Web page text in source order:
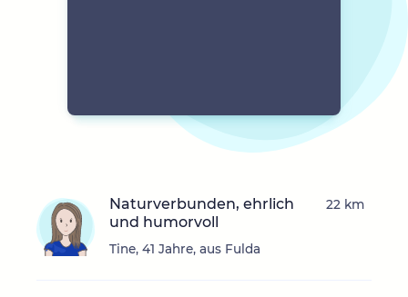
Naturverbunden, ehrlich
und humorvoll
Tine, 41 Jahre, aus Fulda
22 km